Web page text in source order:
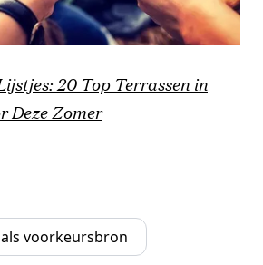
20 Top Terrassen in
Deze Zomer
voorkeursbron